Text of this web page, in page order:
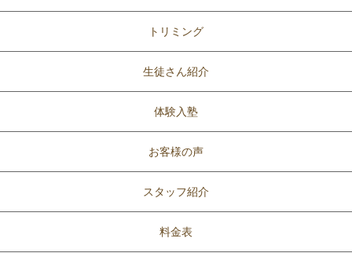
トリミング
生徒さん紹介
体験入塾
お客様の声
スタッフ紹介
料金表